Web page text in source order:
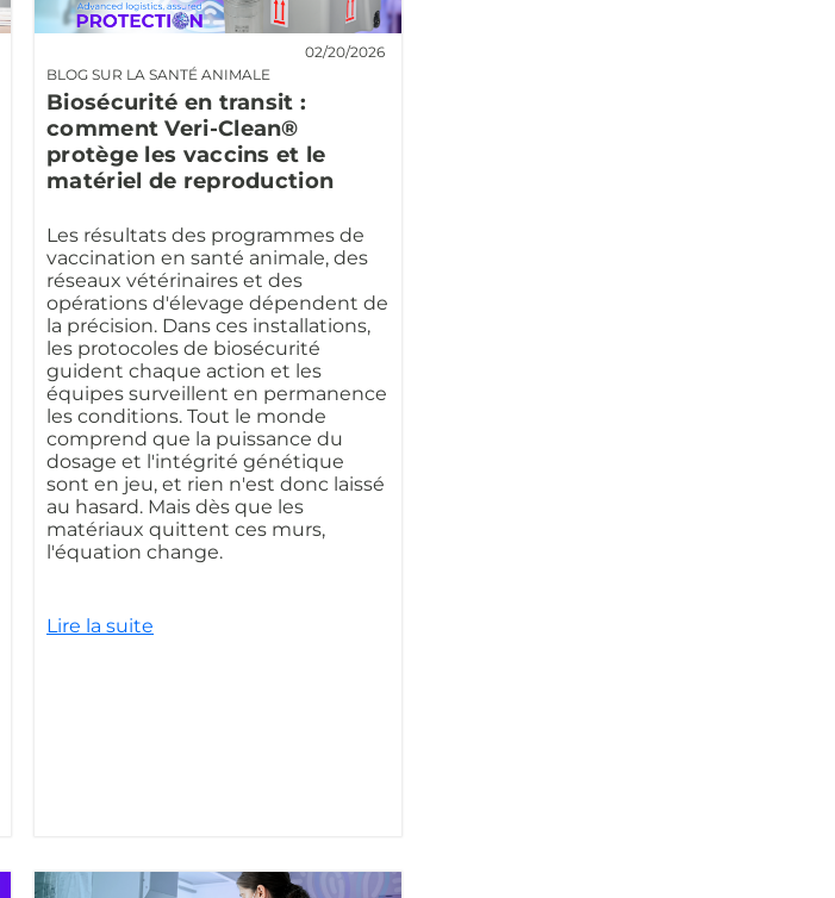
BLOG SUR LA SANTÉ ANIMALE
02/20/2026
Biosécurité en transit :
comment Veri-Clean®
protège les vaccins et le
matériel de reproduction
Les résultats des programmes de
vaccination en santé animale, des
réseaux vétérinaires et des
opérations d'élevage dépendent de
la précision. Dans ces installations,
les protocoles de biosécurité
guident chaque action et les
équipes surveillent en permanence
les conditions. Tout le monde
comprend que la puissance du
dosage et l'intégrité génétique
sont en jeu, et rien n'est donc laissé
au hasard. Mais dès que les
matériaux quittent ces murs,
l'équation change.
Lire la suite